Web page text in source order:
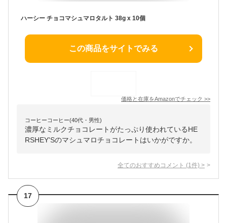
ハーシー チョコマシュマロタルト 38g x 10個
この商品をサイトでみる
価格と在庫をAmazonでチェック >>
コーヒーコーヒー(40代・男性)
濃厚なミルクチョコレートがたっぷり使われているHE
RSHEY'Sのマシュマロチョコレートはいかがですか。
全てのおすすめコメント (1 件) >
17